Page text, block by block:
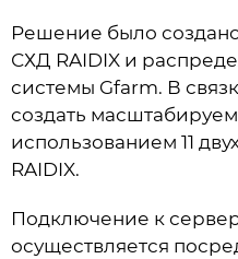
Решение было
СХД RAIDIX и
системы Gfarm. В
создать
использованием 11
RAIDIX.
Подключение к
осуществляется